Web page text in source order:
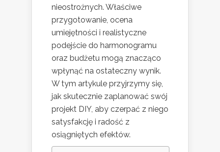
nieostrożnych. Właściwe
przygotowanie, ocena
umiejętności i realistyczne
podejście do harmonogramu
oraz budżetu mogą znacząco
wpłynąć na ostateczny wynik.
W tym artykule przyjrzymy się,
jak skutecznie zaplanować swój
projekt DIY, aby czerpać z niego
satysfakcję i radość z
osiągniętych efektów.